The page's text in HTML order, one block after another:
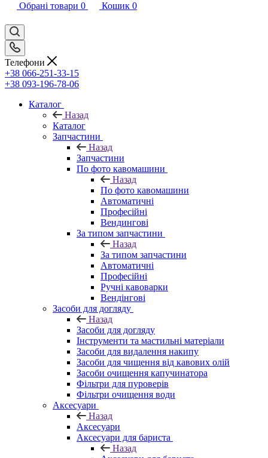
Обрані товари 0 Кошик 0
Телефони
+38 066-251-33-15
+38 093-196-78-06
Каталог
Назад
Каталог
Запчастини
Назад
Запчастини
По фото кавомашини
Назад
По фото кавомашини
Автоматичні
Професійні
Вендингові
За типом запчастини
Назад
За типом запчастини
Автоматичні
Професійні
Ручні кавоварки
Вендінгові
Засоби для догляду
Назад
Засоби для догляду
Інструменти та мастильні матеріали
Засоби для видалення накипу
Засоби для чищення від кавових олій
Засоби очищення капучинатора
Фільтри для пуроверів
Фільтри очищення води
Аксесуари
Назад
Аксесуари
Аксесуари для бариста
Назад